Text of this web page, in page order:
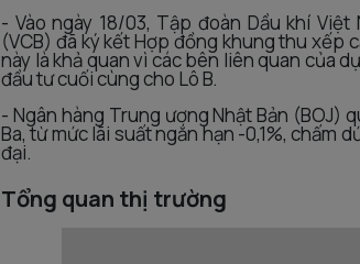
- Vào ngày 18/03, Tập đoàn Dầu khí
(VCB) đã ký kết Hợp đồng khung thu xếp
này là khả quan vì các bên liên quan của
đầu tư cuối cùng cho Lô B.
- Ngân hàng Trung ương Nhật Bản (BOJ)
Ba, từ mức lãi suất ngắn hạn -0,1%, chấm
đại.
Tổng quan thị trường